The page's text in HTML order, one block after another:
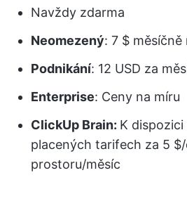
Navždy zdarma
Neomezený: 7 $ měsíčně
Podnikání: 12 USD za
Enterprise: Ceny na míru
ClickUp Brain: K dispozici
placených tarifech za 5
prostoru/měsíc